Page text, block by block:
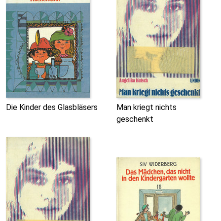
Die Kinder des Glasbläsers
Man kriegt nichts
geschenkt